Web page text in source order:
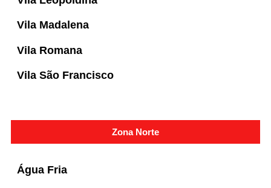
Vila Madalena
Vila Romana
Vila São Francisco
Zona Norte
Água Fria